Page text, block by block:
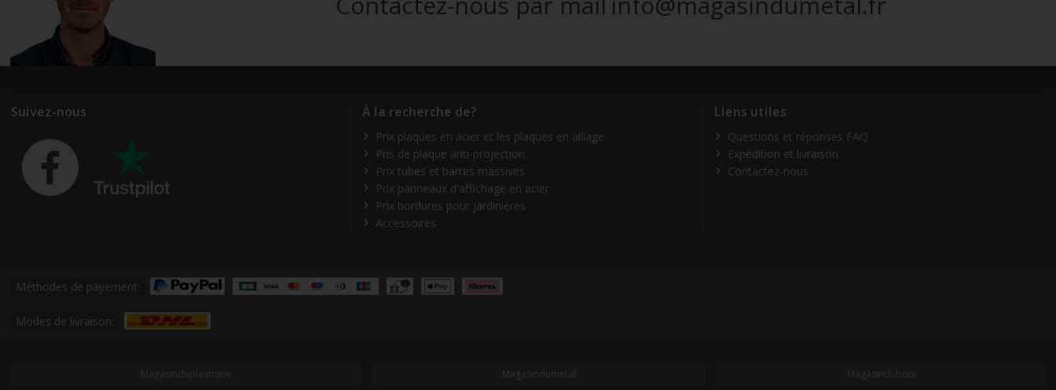
Suivez-nous À la recherche de?
Prix plaques en acier et les plaques en alliage
Pris de plaque anti-projection
Prix tubes et barres massives
Prix panneaux d'affichage en acier
Prix bordures pour jardinières
Accessoires
Liens utiles
Questions et réponses FAQ
Expédition et livraison
Contactez-nous
Méthodes de payement:
Modes de livraison:
Magasinduplastique Magasindumetal Magasindubois